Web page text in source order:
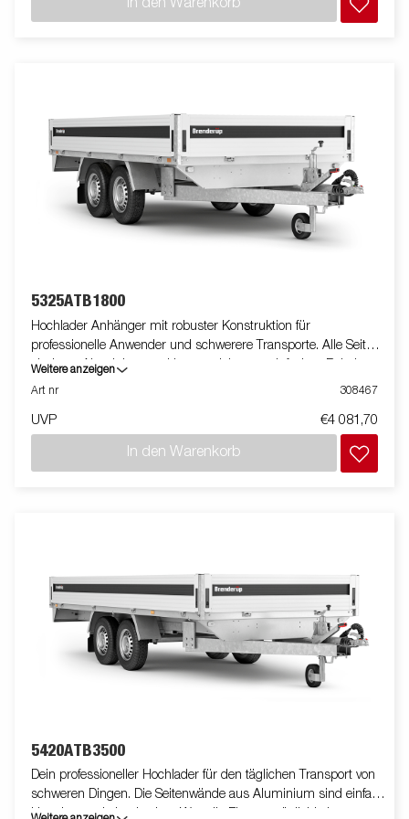
lediglich der Veranschaulichung. Abbildung ähnlich
In den Warenkorb
5325ATB1800
Hochlader Anhänger mit robuster Konstruktion für
professionelle Anwender und schwerere Transporte. Alle Seiten
sind aus Aluminium und lassen sich zum einfachen Beladen
zB. mit Gabelstapler abklappen. Die tiefer gelegten Zurrösen an
einfach. Die V-förmige Deichsel sorgt für optimale
Anhänger verfügt möglicherweise über optional erhältliche
Weitere anzeigen
Art nr
308467
UVP €4 081,70
In den Warenkorb
5420ATB3500
Dein professioneller Hochlader für den täglichen Transport von
schweren Dingen. Die Seitenwände aus Aluminium sind einfach
klappbar und abnehmbar. Was die Einsatzmöglichkeiten